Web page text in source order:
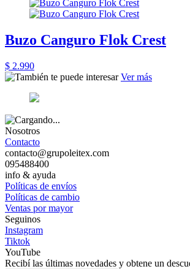
Buzo Canguro Flok Crest
$ 2.990
Ver más
Nosotros
Contacto
contacto@grupoleitex.com
095488400
info & ayuda
Políticas de envíos
Políticas de cambio
Ventas por mayor
Seguinos
Instagram
Tiktok
YouTube
Recibí las últimas novedades y obtene un